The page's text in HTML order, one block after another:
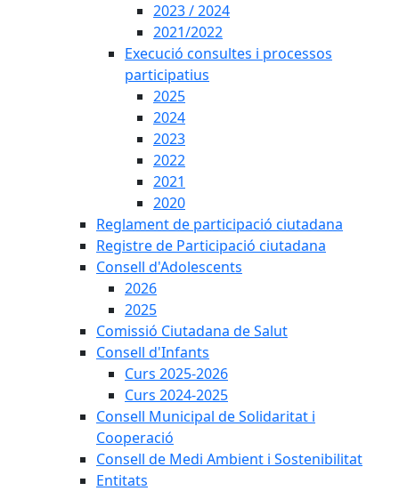
2023 / 2024
2021/2022
Execució consultes i processos
participatius
2025
2024
2023
2022
2021
2020
Reglament de participació ciutadana
Registre de Participació ciutadana
Consell d'Adolescents
2026
2025
Comissió Ciutadana de Salut
Consell d'Infants
Curs 2025-2026
Curs 2024-2025
Consell Municipal de Solidaritat i
Cooperació
Consell de Medi Ambient i Sostenibilitat
Entitats